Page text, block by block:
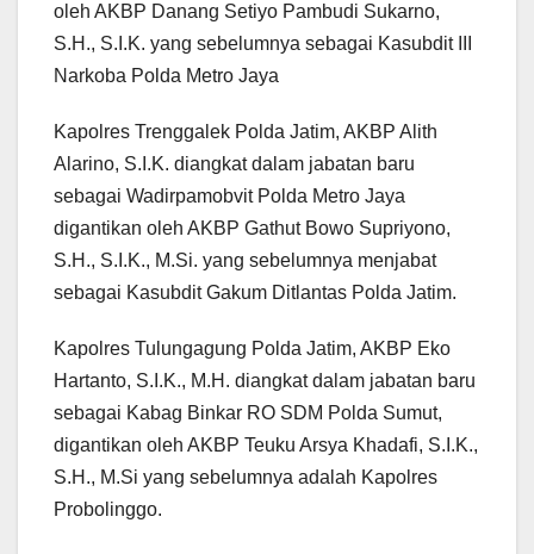
oleh AKBP Danang Setiyo Pambudi Sukarno,
S.H., S.I.K. yang sebelumnya sebagai Kasubdit III
Narkoba Polda Metro Jaya
Kapolres Trenggalek Polda Jatim, AKBP Alith
Alarino, S.I.K. diangkat dalam jabatan baru
sebagai Wadirpamobvit Polda Metro Jaya
digantikan oleh AKBP Gathut Bowo Supriyono,
S.H., S.I.K., M.Si. yang sebelumnya menjabat
sebagai Kasubdit Gakum Ditlantas Polda Jatim.
Kapolres Tulungagung Polda Jatim, AKBP Eko
Hartanto, S.I.K., M.H. diangkat dalam jabatan baru
sebagai Kabag Binkar RO SDM Polda Sumut,
digantikan oleh AKBP Teuku Arsya Khadafi, S.I.K.,
S.H., M.Si yang sebelumnya adalah Kapolres
Probolinggo.